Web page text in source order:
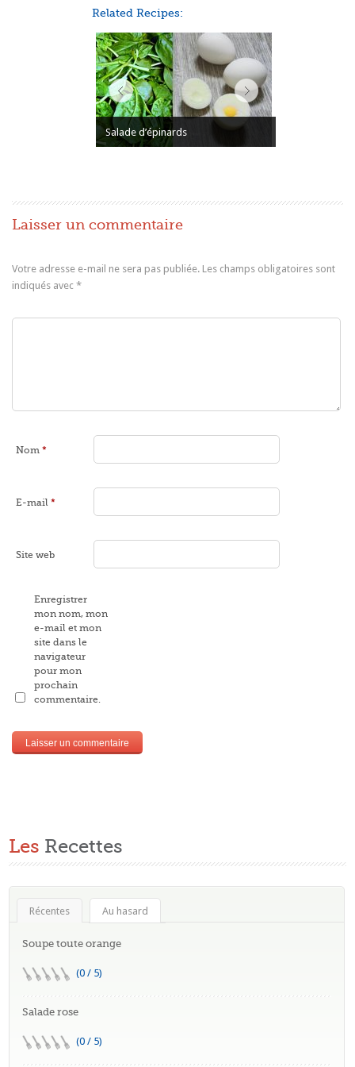
Related Recipes:
Salade d’épinards
Laisser un commentaire
Votre adresse e-mail ne sera pas publiée. Les champs obligatoires sont
indiqués avec*
Nom*
E-mail*
Site web
Enregistrer
mon nom, mon
e-mail et mon
site dans le
navigateur
pour mon
prochain
commentaire.
Les Recettes
Récentes Au hasard
Soupe toute orange
(0 / 5)
Salade rose
(0 / 5)